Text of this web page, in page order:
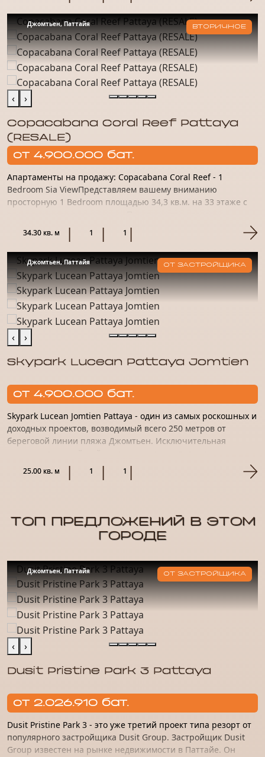
Джомтьен, Паттайя ВТОРИЧНОЕ
‹ ›
Copacabana Coral Reef Pattaya
(RESALE)
от 4.900.000 бат.
Апартаменты на продажу: Copacabana Coral Reef - 1
Bedroom Sia ViewПредставляем вашему вниманию
просторную 1 Bedroom площадью 34,3 кв.м. на 33 этаже с
качественным материало...
34.30 кв. м 1 1
Джомтьен, Паттайя ОТ ЗАСТРОЙЩИКА
‹ ›
Skypark Lucean Pattaya Jomtien
от 4.900.000 бат.
Skypark Lucean Jomtien Pattaya - один из самых роскошных и
доходных проектов, возводимый всего 250 метров от
береговой линии пляжа Джомтьен. Исключительная
конфиденциальность...
25.00 кв. м 1 1
ТОП ПРЕДЛОЖЕНИЙ В ЭТОМ
ГОРОДЕ
Джомтьен, Паттайя ОТ ЗАСТРОЙЩИКА
‹ ›
Dusit Pristine Park 3 Pattaya
от 2.026.910 бат.
Dusit Pristine Park 3 - это уже третий проект типа резорт от
популярного застройщика Dusit Group. Застройщик Dusit
Group известен на рынке недвижимости в Паттайе. Он